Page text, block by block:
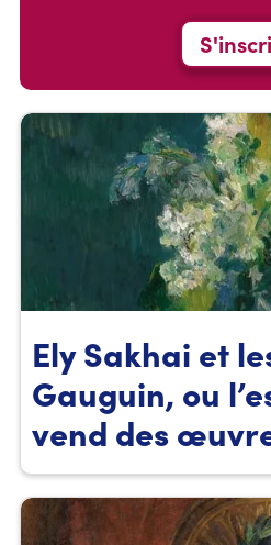
Ely Sakhai et
Gauguin, ou
vend des